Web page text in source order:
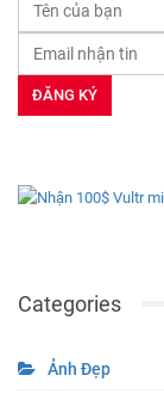
Categories
Ảnh Đẹp